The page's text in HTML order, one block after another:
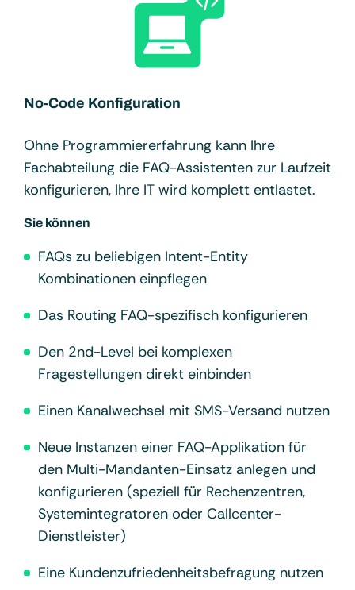
No-Code Konfiguration
Ohne Programmiererfahrung kann Ihre
Fachabteilung die FAQ-Assistenten zur Laufzeit
konfigurieren, Ihre IT wird komplett entlastet.
Sie können
FAQs zu beliebigen Intent-Entity
Kombinationen einpflegen
Das Routing FAQ-spezifisch konfigurieren
Den 2nd-Level bei komplexen
Fragestellungen direkt einbinden
Einen Kanalwechsel mit SMS-Versand nutzen
Neue Instanzen einer FAQ-Applikation für
den Multi-Mandanten-Einsatz anlegen und
konfigurieren (speziell für Rechenzentren,
Systemintegratoren oder Callcenter-
Dienstleister)
Eine Kundenzufriedenheitsbefragung nutzen